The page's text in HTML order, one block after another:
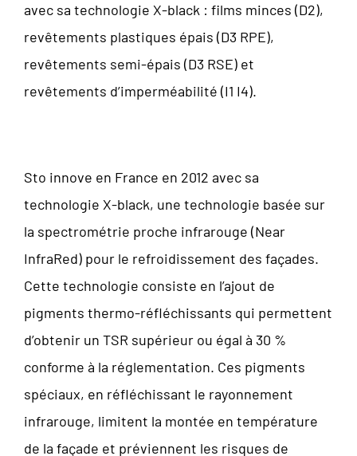
avec sa technologie X-black : films minces (D2),
revêtements plastiques épais (D3 RPE),
revêtements semi-épais (D3 RSE) et
revêtements d’imperméabilité (I1 I4).
Sto innove en France en 2012 avec sa
technologie X-black, une technologie basée sur
la spectrométrie proche infrarouge (Near
InfraRed) pour le refroidissement des façades.
Cette technologie consiste en l’ajout de
pigments thermo-réfléchissants qui permettent
d’obtenir un TSR supérieur ou égal à 30 %
conforme à la réglementation. Ces pigments
spéciaux, en réfléchissant le rayonnement
infrarouge, limitent la montée en température
de la façade et préviennent les risques de